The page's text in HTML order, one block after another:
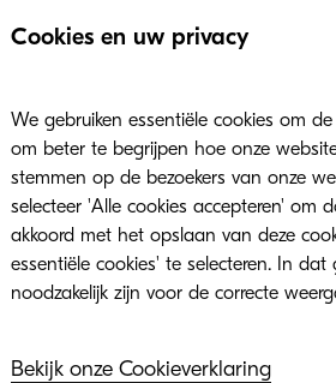
te
intuïtief
vereist
dagelijkse kosten
bespaart
serveronderhoud
dagelijkse
kosten.
Cookies en uw privacy
We gebruiken essentiële cookies om
om beter te begrijpen hoe onze
stemmen op de bezoekers van onze
selecteer 'Alle cookies accepteren' om
akkoord met het opslaan van deze
essentiële cookies' te selecteren. In
Bekijk onze Cookieverklaring